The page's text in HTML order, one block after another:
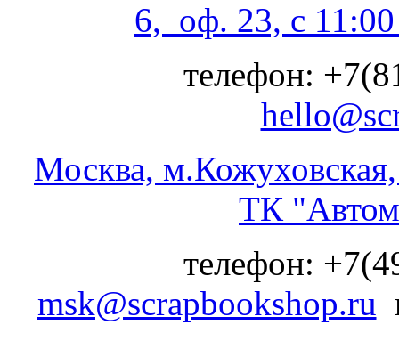
6, оф. 23, с
телефон:
Москва,
ТК
телефон:
msk@scrapbookshop.ru